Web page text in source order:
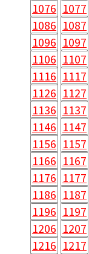
1076 1077
1086 1087
1096 1097
1106 1107
1116 1117
1126 1127
1136 1137
1146 1147
1156 1157
1166 1167
1176 1177
1186 1187
1196 1197
1206 1207
1216 1217